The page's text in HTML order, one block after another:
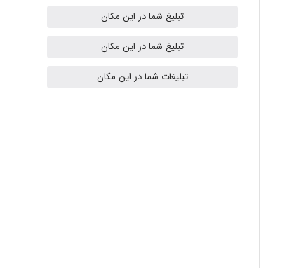
ilhan200
تبلیغ شما در این مکان
تبلیغ شما در این مکان
تبلیغات شما در این مکان